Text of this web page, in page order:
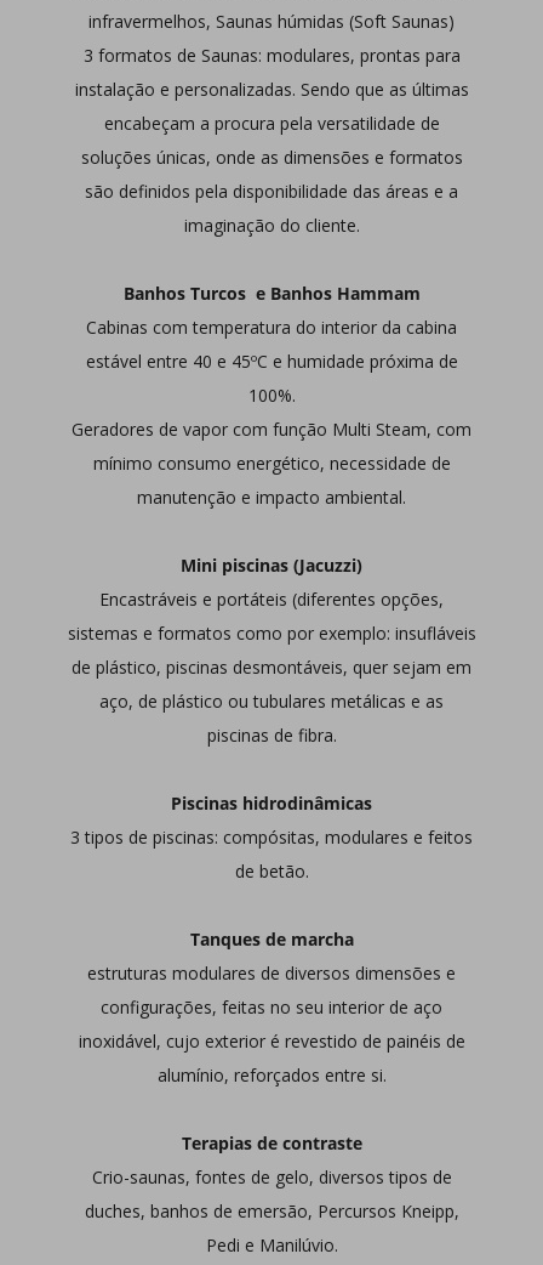
infravermelhos, Saunas húmidas (Soft Saunas)
3 formatos de Saunas: modulares, prontas para
instalação e personalizadas. Sendo que as últimas
encabeçam a procura pela versatilidade de
soluções únicas, onde as dimensões e formatos
são definidos pela disponibilidade das áreas e a
imaginação do cliente.
Banhos Turcos e Banhos Hammam
Cabinas com temperatura do interior da cabina
estável entre 40 e 45ºC e humidade próxima de
100%.
Geradores de vapor com função Multi Steam, com
mínimo consumo energético, necessidade de
manutenção e impacto ambiental.
Mini piscinas (Jacuzzi)
Encastráveis e portáteis (diferentes opções,
sistemas e formatos como por exemplo: insufláveis
de plástico, piscinas desmontáveis, quer sejam em
aço, de plástico ou tubulares metálicas e as
piscinas de fibra.
Piscinas hidrodinâmicas
3 tipos de piscinas: compósitas, modulares e feitos
de betão.
Tanques de marcha
estruturas modulares de diversos dimensões e
configurações, feitas no seu interior de aço
inoxidável, cujo exterior é revestido de painéis de
alumínio, reforçados entre si.
Terapias de contraste
Crio-saunas, fontes de gelo, diversos tipos de
duches, banhos de emersão, Percursos Kneipp,
Pedi e Manilúvio.